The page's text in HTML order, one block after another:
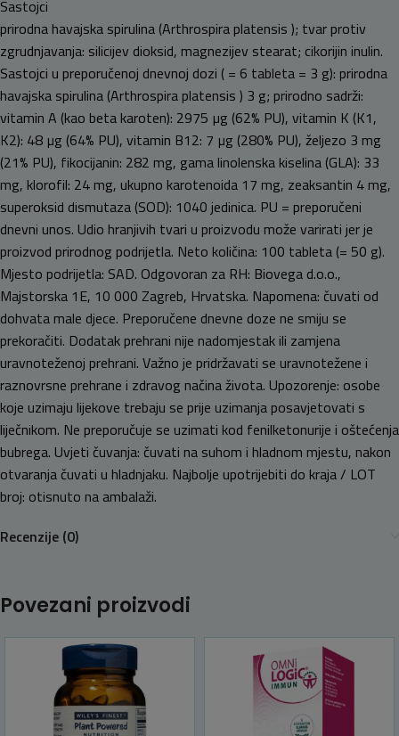
Sastojci
prirodna havajska spirulina (Arthrospira platensis ); tvar protiv
zgrudnjavanja: silicijev dioksid, magnezijev stearat; cikorijin inulin.
Sastojci u preporučenoj dnevnoj dozi ( = 6 tableta = 3 g): prirodna
havajska spirulina (Arthrospira platensis ) 3 g; prirodno sadrži:
vitamin A (kao beta karoten): 2975 µg (62% PU), vitamin K (K1,
K2): 48 µg (64% PU), vitamin B12: 7 µg (280% PU), željezo 3 mg
(21% PU), fikocijanin: 282 mg, gama linolenska kiselina (GLA): 33
mg, klorofil: 24 mg, ukupno karotenoida 17 mg, zeaksantin 4 mg,
superoksid dismutaza (SOD): 1040 jedinica. PU = preporučeni
dnevni unos. Udio hranjivih tvari u proizvodu može varirati jer je
proizvod prirodnog podrijetla. Neto količina: 100 tableta (= 50 g).
Mjesto podrijetla: SAD. Odgovoran za RH: Biovega d.o.o.,
Majstorska 1E, 10 000 Zagreb, Hrvatska. Napomena: čuvati od
dohvata male djece. Preporučene dnevne doze ne smiju se
prekoračiti. Dodatak prehrani nije nadomjestak ili zamjena
uravnoteženoj prehrani. Važno je pridržavati se uravnotežene i
raznovrsne prehrane i zdravog načina života. Upozorenje: osobe
koje uzimaju lijekove trebaju se prije uzimanja posavjetovati s
liječnikom. Ne preporučuje se uzimati kod fenilketonurije i oštećenja
bubrega. Uvjeti čuvanja: čuvati na suhom i hladnom mjestu, nakon
otvaranja čuvati u hladnjaku. Najbolje upotrijebiti do kraja / LOT
broj: otisnuto na ambalaži.
Recenzije (0)
Povezani proizvodi